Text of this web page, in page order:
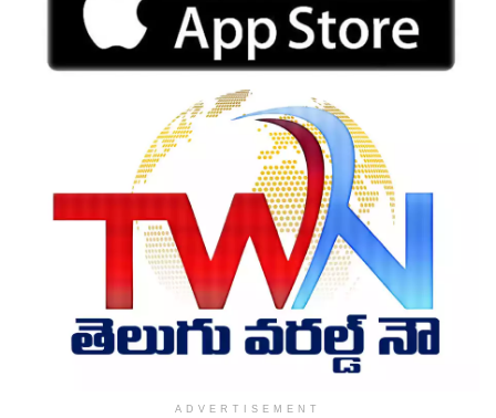
ADVERTISEMENT